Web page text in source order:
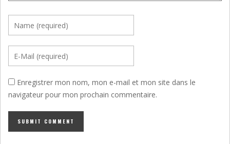
Enregistrer mon nom, mon e-mail et mon site dans le
navigateur pour mon prochain commentaire.